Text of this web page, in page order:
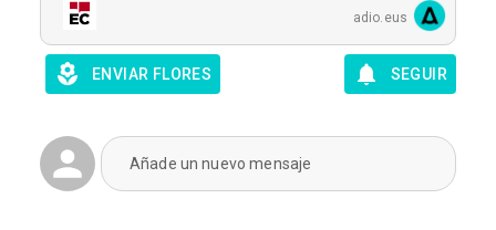
adio.eus
ENVIAR FLORES SEGUIR
Añade un nuevo mensaje